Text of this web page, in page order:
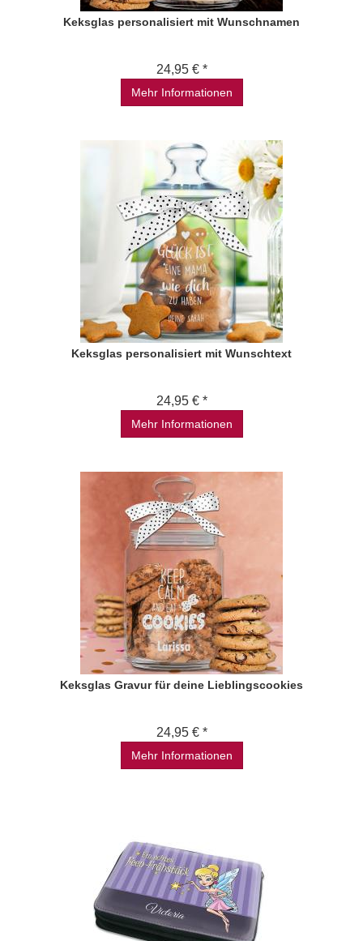
Keksglas personalisiert mit Wunschnamen
24,95 € *
Mehr Informationen
Keksglas personalisiert mit Wunschtext
24,95 € *
Mehr Informationen
Keksglas Gravur für deine Lieblingscookies
24,95 € *
Mehr Informationen